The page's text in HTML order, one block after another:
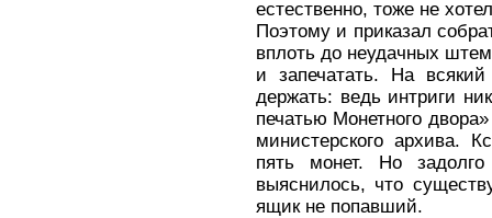
естественно, тоже не
Поэтому и приказал
вплоть до неудачных
и запечатать. На
держать: ведь интриги
печатью Монетного
министерского архива.
пять монет. Но
выяснилось, что
ящик не попавший.